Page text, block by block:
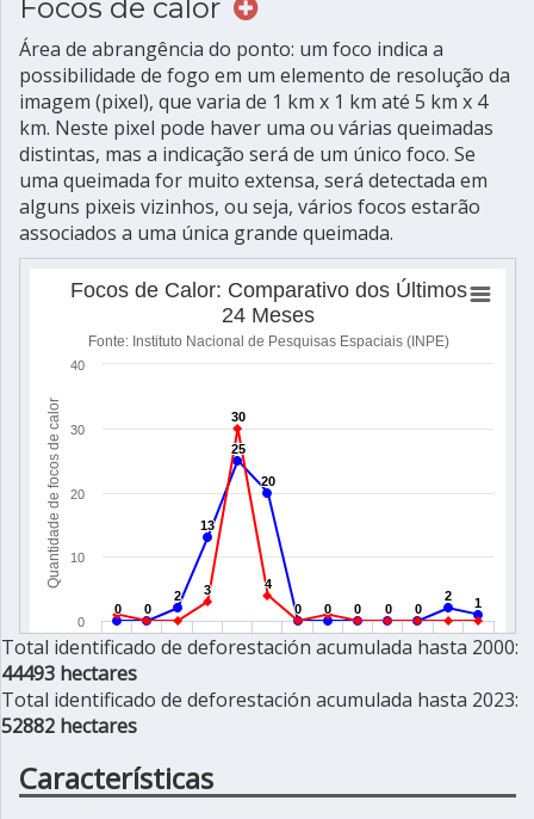
Focos de calor
Área de abrangência do ponto: um foco indica a
possibilidade de fogo em um elemento de resolução da
imagem (pixel), que varia de 1 km x 1 km até 5 km x 4
km. Neste pixel pode haver uma ou várias queimadas
distintas, mas a indicação será de um único foco. Se
uma queimada for muito extensa, será detectada em
alguns pixeis vizinhos, ou seja, vários focos estarão
associados a uma única grande queimada.
Total identificado de deforestación acumulada hasta 2000:
44493 hectares
Total identificado de deforestación acumulada hasta 2023:
52882 hectares
Características